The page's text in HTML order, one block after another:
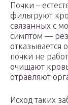
Почки –
фильтруют
связанных с
симптом —
отказывается
почки не
очищают
отравляют
Исход таких